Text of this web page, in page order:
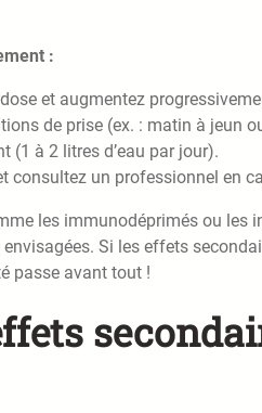
:
et augmentez
de prise (ex. : matin à jeun
(1 à 2 litres d’eau par jour).
consultez un professionnel en
les immunodéprimés ou
Si les effets
passe avant tout !